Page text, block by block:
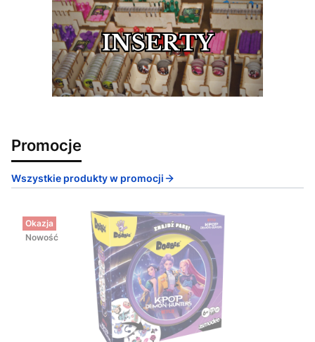
Promocje
Wszystkie produkty w promocji
Okazja
Nowość